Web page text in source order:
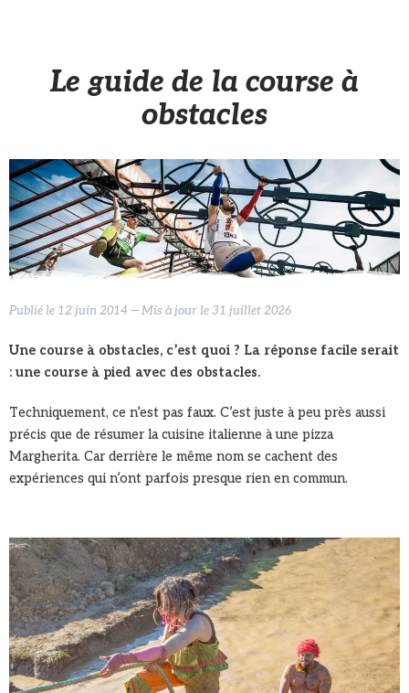
Le guide de la course à
obstacles
Publié le 12 juin 2014 — Mis à jour le 31 juillet 2026
Une course à obstacles, c’est quoi ? La réponse facile serait
: une course à pied avec des obstacles.
Techniquement, ce n’est pas faux. C’est juste à peu près aussi
précis que de résumer la cuisine italienne à une pizza
Margherita. Car derrière le même nom se cachent des
expériences qui n’ont parfois presque rien en commun.